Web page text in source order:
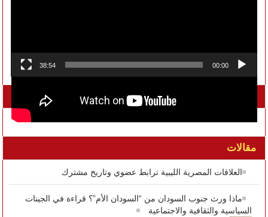
00:00
38:54
تواصل معنا على الفيسبوك
مقالات
العلاقات المصرية الليبية ترابط عضوي وتاريخ مشترك
ماذا ورث جنوب السودان من “السودان الأم”؟ قراءة في الجينات
السياسية والثقافية والاجتماعية